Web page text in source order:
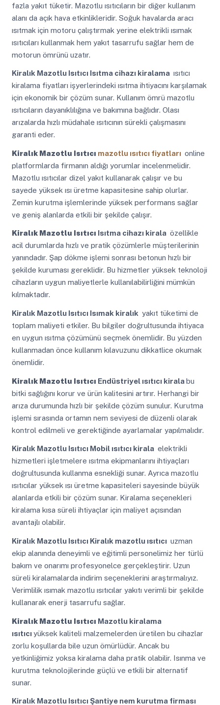
fazla yakıt tüketir. Mazotlu ısıtıcıların bir diğer kullanım
alanı da açık hava etkinlikleridir. Soğuk havalarda aracı
ısıtmak için motoru çalıştırmak yerine elektrikli ısımak
ısıtıcıları kullanmak hem yakıt tasarrufu sağlar hem de
motorun ömrünü uzatır.
Kiralık Mazotlu IsıtıcıIsıtma cihazı kiralama ısıtıcı
kiralama fiyatları işyerlerindeki ısıtma ihtiyacını karşılamak
için ekonomik bir çözüm sunar. Kullanım ömrü mazotlu
ısıtıcıların dayanıklılığına ve bakımına bağlıdır. Olası
arızalarda hızlı müdahale ısıtıcının sürekli çalışmasını
garanti eder.
Kiralık Mazotlu Isıtıcı mazotlu ısıtıcı fiyatları online
platformlarda firmanın aldığı yorumlar incelenmelidir.
Mazotlu ısıtıcılar dizel yakıt kullanarak çalışır ve bu
sayede yüksek ısı üretme kapasitesine sahip olurlar.
Zemin kurutma işlemlerinde yüksek performans sağlar
ve geniş alanlarda etkili bir şekilde çalışır.
Kiralık Mazotlu Isıtıcı Isıtma cihazı kirala özellikle
acil durumlarda hızlı ve pratik çözümlerle müşterilerinin
yanındadır. Şap dökme işlemi sonrası betonun hızlı bir
şekilde kuruması gereklidir. Bu hizmetler yüksek teknoloji
cihazların uygun maliyetlerle kullanılabilirliğini mümkün
kılmaktadır.
Kiralık Mazotlu IsıtıcıIsımak kiralık yakıt tüketimi de
toplam maliyeti etkiler. Bu bilgiler doğrultusunda ihtiyaca
en uygun ısıtma çözümünü seçmek önemlidir. Bu yüzden
kullanmadan önce kullanım kılavuzunu dikkatlice okumak
önemlidir.
Kiralık Mazotlu Isıtıcı Endüstriyel ısıtıcı kiralabu
bitki sağlığını korur ve ürün kalitesini artırır. Herhangi bir
arıza durumunda hızlı bir şekilde çözüm sunulur. Kurutma
işlemi sırasında ortamın nem seviyesi de düzenli olarak
kontrol edilmeli ve gerektiğinde ayarlamalar yapılmalıdır.
Kiralık Mazotlu IsıtıcıMobil ısıtıcı kirala elektrikli
hizmetleri işletmelere ısıtma ekipmanlarını ihtiyaçları
doğrultusunda kullanma esnekliği sunar. Ayrıca mazotlu
ısıtıcılar yüksek ısı üretme kapasiteleri sayesinde büyük
alanlarda etkili bir çözüm sunar. Kiralama seçenekleri
kiralama kısa süreli ihtiyaçlar için maliyet açısından
avantajlı olabilir.
Kiralık Mazotlu IsıtıcıKiralık mazotlu ısıtıcı uzman
ekip alanında deneyimli ve eğitimli personelimiz her türlü
bakım ve onarımı profesyonelce gerçekleştirir. Uzun
süreli kiralamalarda indirim seçeneklerini araştırmalıyız.
Verimlilik ısımak mazotlu ısıtıcılar yakıtı verimli bir şekilde
kullanarak enerji tasarrufu sağlar.
Kiralık Mazotlu Isıtıcı Mazotlu kiralama
ısıtıcıyüksek kaliteli malzemelerden üretilen bu cihazlar
zorlu koşullarda bile uzun ömürlüdür. Ancak bu
yetkinliğimiz yoksa kiralama daha pratik olabilir. Isınma ve
kurutma teknolojilerinde güçlü ve etkili bir alternatif
sunar.
Kiralık Mazotlu IsıtıcıŞantiye nem kurutma firması